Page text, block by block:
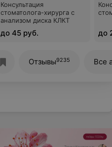
Консультация
стоматолога-хирурга с
анализом диска КЛКТ
до 45 руб. до
Отзывы9235 Все